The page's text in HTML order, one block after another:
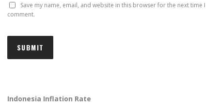
Save my name, email, and website in this browser for the next time I
comment.
Indonesia Inflation Rate